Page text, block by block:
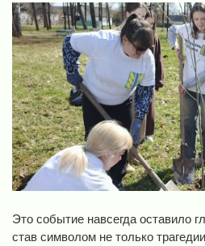
Это событие навсегда оставило
став символом не только